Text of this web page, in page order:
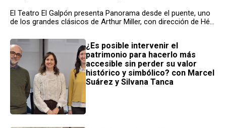
El Teatro El Galpón presenta Panorama desde el puente, uno
de los grandes clásicos de Arthur Miller, con dirección de Hé...
¿Es posible intervenir el
patrimonio para hacerlo más
accesible sin perder su valor
histórico y simbólico? con Marcel
Suárez y Silvana Tanca